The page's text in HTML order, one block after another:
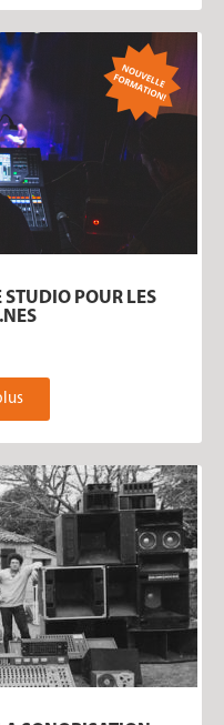
STUDIO POUR LES